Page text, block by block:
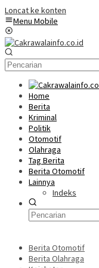
Loncat ke konten
Menu Mobile
Home
Berita
Kriminal
Politik
Otomotif
Olahraga
Tag Berita
Berita Otomotif
Lainnya
Indeks
Berita Otomotif
Berita Olahraga